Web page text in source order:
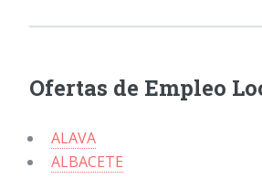
Ofertas de Empleo
ALAVA
ALBACETE